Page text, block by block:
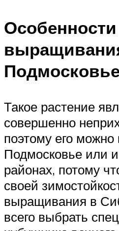
Особенности
Такое растение
совершенно
поэтому его
Подмосковье или
районах, потому
своей
выращивания в
всего выбрать